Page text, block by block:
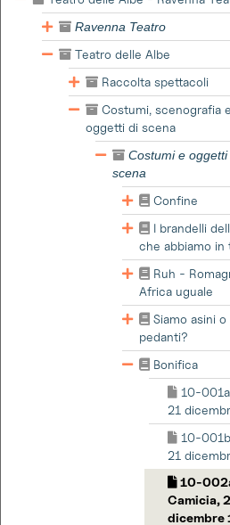
Ravenna Teatro
Teatro delle Albe
Raccolta spettacoli
Costumi, scenografia e
oggetti di scena
Costumi e oggetti
scena
Confine
I brandelli
che abbiamo in
Ruh -
Africa uguale
Siamo asini o
pedanti?
Bonifica
10-
21
10-
21
10-
Camicia,
dicembre